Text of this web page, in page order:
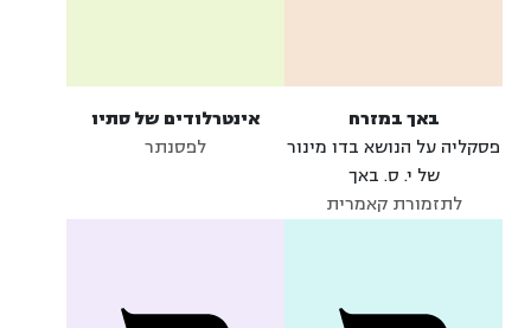
באך במזרח
פסקליה על הנושא בדו מינור
של י. ס. באך
לתזמורת קאמרית
אינטרלודים של סתיו
לפסנתר